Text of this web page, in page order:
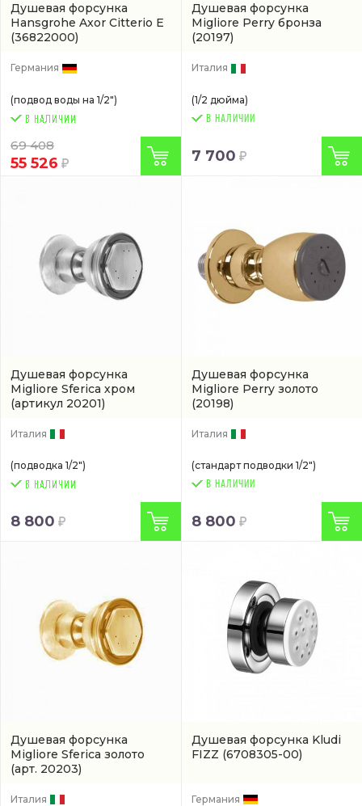
Душевая форсунка
Hansgrohe Axor Citterio E
(36822000)
Германия
(подвод воды на 1/2")
69 408
55 526
Душевая форсунка
Migliore Perry бронза
(20197)
Италия
(1/2 дюйма)
В НАЛИЧИИ
7 700
Душевая форсунка
Migliore Sferica хром
(артикул 20201)
Италия
(подводка 1/2")
8 800
Душевая форсунка
Migliore Perry золото
(20198)
Италия
(стандарт подводки 1/2")
В НАЛИЧИИ
8 800
Душевая форсунка
Migliore Sferica золото
(арт. 20203)
Италия
Душевая форсунка Kludi
FIZZ (6708305-00)
Германия